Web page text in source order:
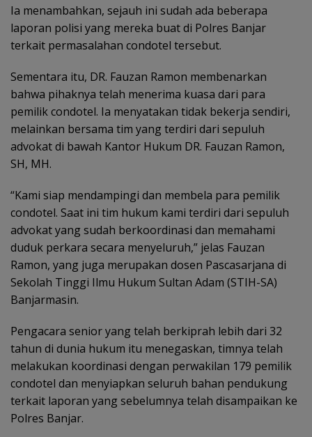
‎Ia menambahkan, sejauh ini sudah ada beberapa
laporan polisi yang mereka buat di Polres Banjar
terkait permasalahan condotel tersebut.
Sementara itu, DR. Fauzan Ramon membenarkan
bahwa pihaknya telah menerima kuasa dari para
pemilik condotel. Ia menyatakan tidak bekerja sendiri,
melainkan bersama tim yang terdiri dari sepuluh
advokat di bawah Kantor Hukum DR. Fauzan Ramon,
SH, MH.
“Kami siap mendampingi dan membela para pemilik
condotel. Saat ini tim hukum kami terdiri dari sepuluh
advokat yang sudah berkoordinasi dan memahami
duduk perkara secara menyeluruh,” jelas Fauzan
Ramon, yang juga merupakan dosen Pascasarjana di
Sekolah Tinggi Ilmu Hukum Sultan Adam (STIH-SA)
Banjarmasin.
Pengacara senior yang telah berkiprah lebih dari 32
tahun di dunia hukum itu menegaskan, timnya telah
melakukan koordinasi dengan perwakilan 179 pemilik
condotel dan menyiapkan seluruh bahan pendukung
terkait laporan yang sebelumnya telah disampaikan ke
Polres Banjar.